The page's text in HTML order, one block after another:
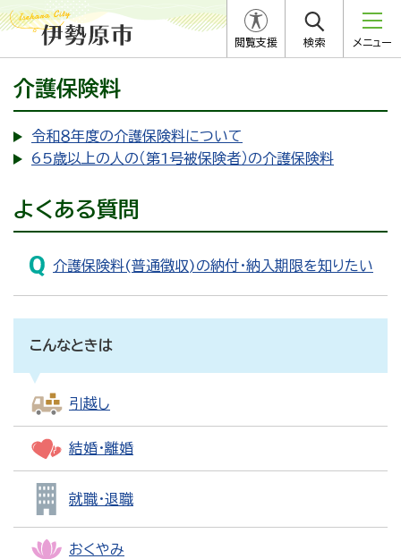
閲覧支援 検索 メニュー
介護保険料
令和８年度の介護保険料について
65歳以上の人の（第1号被保険者）の介護保険料
よくある質問
介護保険料(普通徴収)の納付・納入期限を知りたい
こんなときは
引越し
結婚・離婚
就職・退職
おくやみ